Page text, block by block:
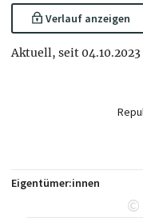
Verlauf anzeigen
Aktuell, seit 04.10.2023
Eigentümer:innen
©